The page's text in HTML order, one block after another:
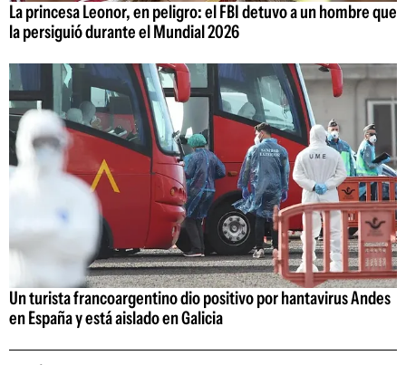
La princesa Leonor, en peligro: el FBI detuvo a un hombre que
la persiguió durante el Mundial 2026
Un turista francoargentino dio positivo por hantavirus Andes
en España y está aislado en Galicia